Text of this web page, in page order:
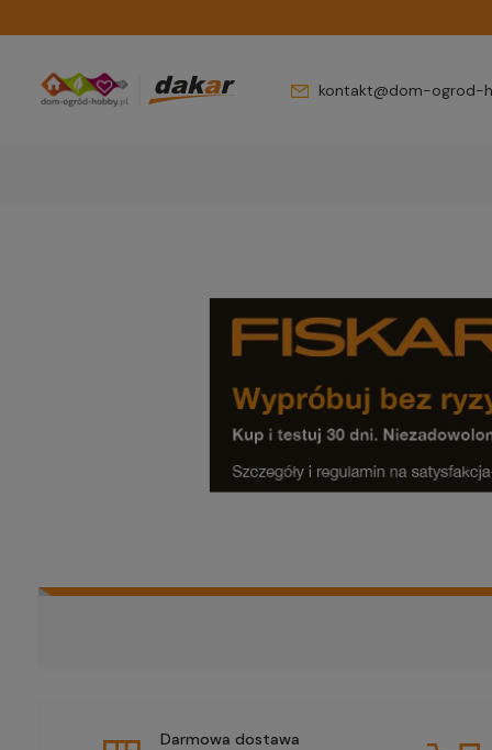
kontakt@dom-ogrod-
Darmowa dostawa